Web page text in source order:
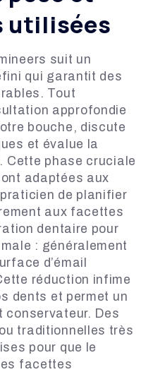
utilisées
suit un
qui garantit des
Tout
approfondie
bouche, discute
et évalue la
Cette phase cruciale
adaptées aux
de planifier
aux facettes
dentaire pour
: généralement
d’émail
réduction infime
dents et permet un
conservateur. Des
traditionnelles très
pour que le
facettes